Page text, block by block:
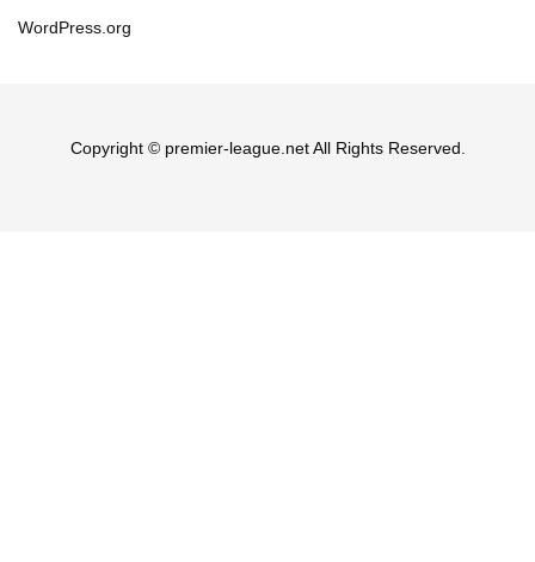
WordPress.org
Copyright © premier-league.net All Rights Reserved.